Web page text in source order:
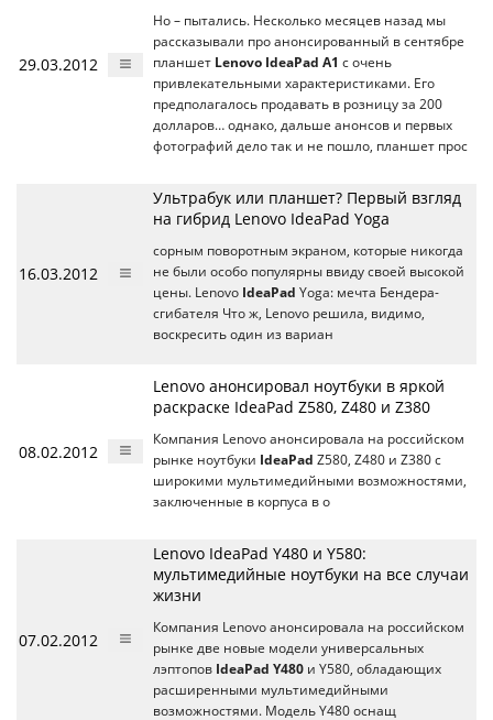
29.03.2012
Но – пытались. Несколько месяцев назад мы
рассказывали про анонсированный в сентябре
планшет Lenovo IdeaPad A1 c очень
привлекательными характеристиками. Его
предполагалось продавать в розницу за 200
долларов… однако, дальше анонсов и первых
фотографий дело так и не пошло, планшет прос
16.03.2012
Ультрабук или планшет? Первый взгляд
на гибрид Lenovo IdeaPad Yoga
сорным поворотным экраном, которые никогда
не были особо популярны ввиду своей высокой
цены. Lenovo IdeaPad Yoga: мечта Бендера-
сгибателя Что ж, Lenovo решила, видимо,
воскресить один из вариан
08.02.2012
Lenovo анонсировал ноутбуки в яркой
раскраске IdeaPad Z580, Z480 и Z380
Компания Lenovo анонсировала на российском
рынке ноутбуки IdeaPad Z580, Z480 и Z380 с
широкими мультимедийными возможностями,
заключенные в корпуса в о
07.02.2012
Lenovo IdeaPad Y480 и Y580:
мультимедийные ноутбуки на все случаи
жизни
Компания Lenovo анонсировала на российском
рынке две новые модели универсальных
лэптопов IdeaPad Y480 и Y580, обладающих
расширенными мультимедийными
возможностями. Модель Y480 оснащ